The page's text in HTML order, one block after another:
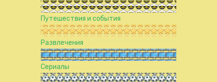
Путешествия и события
Развлечения
Сериалы